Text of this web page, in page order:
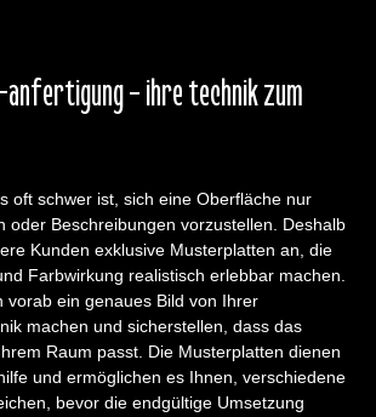
– ihre technik zum
oft schwer ist, sich eine Oberfläche nur
oder Beschreibungen vorzustellen. Deshalb
Kunden exklusive Musterplatten an, die
Farbwirkung realistisch erlebbar machen.
vorab ein genaues Bild von Ihrer
machen und sicherstellen, dass das
Raum passt. Die Musterplatten dienen
und ermöglichen es Ihnen, verschiedene
bevor die endgültige Umsetzung